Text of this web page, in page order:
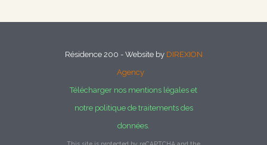
Résidence 200 - Website by DIREXION
Agency
Télécharger nos mentions légales et
notre politique de traitements des
données.